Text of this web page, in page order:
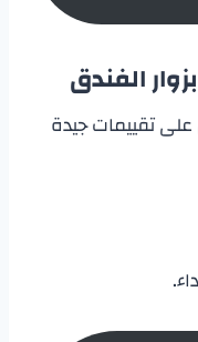
الفندق
تقييمات جيدة